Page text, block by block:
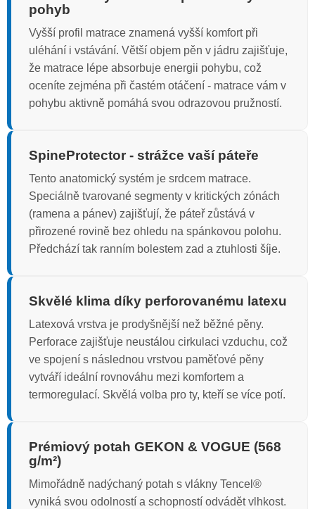
pohyb
Vyšší profil matrace znamená vyšší komfort při
uléhání i vstávání. Větší objem pěn v jádru zajišťuje,
že matrace lépe absorbuje energii pohybu, což
oceníte zejména při častém otáčení - matrace vám v
pohybu aktivně pomáhá svou odrazovou pružností.
SpineProtector - strážce vaší páteře
Tento anatomický systém je srdcem matrace.
Speciálně tvarované segmenty v kritických zónách
(ramena a pánev) zajišťují, že páteř zůstává v
přirozené rovině bez ohledu na spánkovou polohu.
Předchází tak ranním bolestem zad a ztuhlosti šíje.
Skvělé klima díky perforovanému latexu
Latexová vrstva je prodyšnější než běžné pěny.
Perforace zajišťuje neustálou cirkulaci vzduchu, což
ve spojení s následnou vrstvou paměťové pěny
vytváří ideální rovnováhu mezi komfortem a
termoregulací. Skvělá volba pro ty, kteří se více potí.
Prémiový potah GEKON & VOGUE (568
g/m²)
Mimořádně nadýchaný potah s vlákny Tencel®
vyniká svou odolností a schopností odvádět vlhkost.